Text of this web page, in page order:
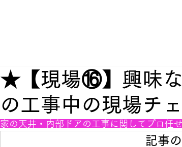
★【現場⑯】興味な
の工事中の現場チ
家の天井・内部ドアの工事に関してプロ任
記事